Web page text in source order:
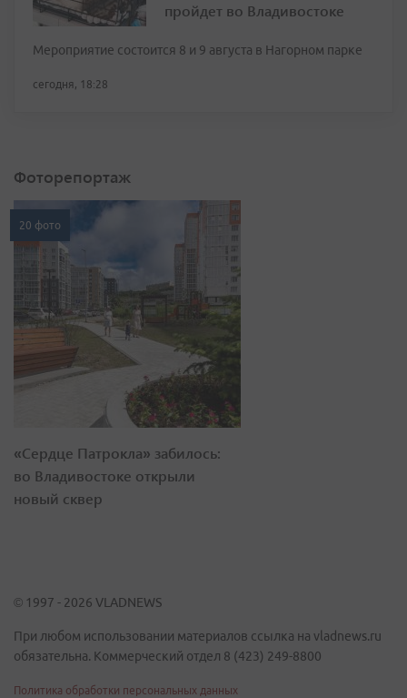
пройдет во Владивостоке
Мероприятие состоится 8 и 9 августа в Нагорном парке
сегодня, 18:28
Фоторепортаж
20 фото
«Сердце Патрокла» забилось:
во Владивостоке открыли
новый сквер
© 1997 - 2026 VLADNEWS
При любом использовании материалов ссылка на vladnews.ru
обязательна. Коммерческий отдел 8 (423) 249-8800
Политика обработки персональных данных